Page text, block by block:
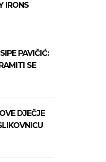
IRONS
PAVIČIĆ:
SE
DJEČJE